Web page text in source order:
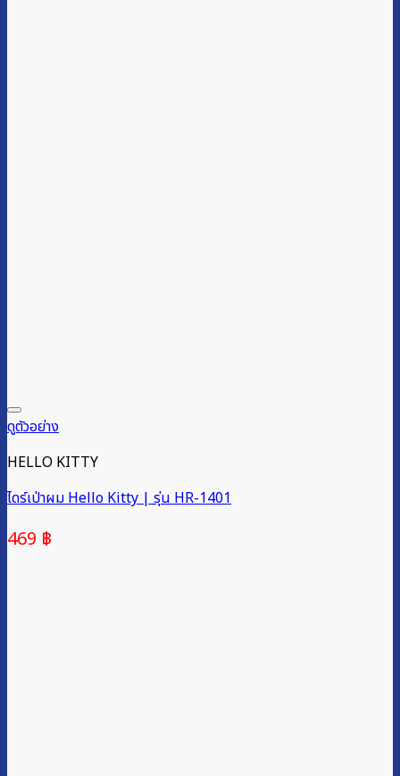
ดูตัวอย่าง
HELLO KITTY
ไดร์เป่าผม Hello Kitty | รุ่น HR-1401
469 ฿